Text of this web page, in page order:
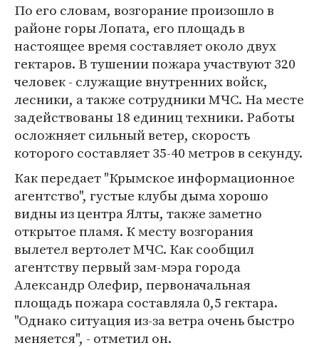
По его словам, возгорание произошло в
районе горы Лопата, его площадь в
настоящее время составляет около двух
гектаров. В тушении пожара участвуют 320
человек - служащие внутренних войск,
лесники, а также сотрудники МЧС. На месте
задействованы 18 единиц техники. Работы
осложняет сильный ветер, скорость
которого составляет 35-40 метров в секунду.
Как передает "Крымское информационное
агентство", густые клубы дыма хорошо
видны из центра Ялты, также заметно
открытое пламя. К месту возгорания
вылетел вертолет МЧС. Как сообщил
агентству первый зам-мэра города
Александр Олефир, первоначальная
площадь пожара составляла 0,5 гектара.
"Однако ситуация из-за ветра очень быстро
меняется", - отметил он.